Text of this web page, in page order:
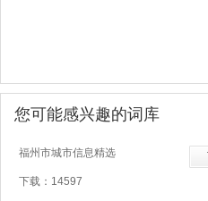
您可能感兴趣的词库
福州市城市信息精选
下载：14597